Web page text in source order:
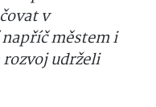
v
městem i
udrželi